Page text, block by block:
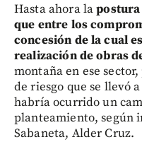
Hasta ahora la
que entre los
concesión de la cual
realización de obras
montaña en ese
de riesgo que se llevó
habría ocurrido un
planteamiento, según
Sabaneta, Alder Cruz.